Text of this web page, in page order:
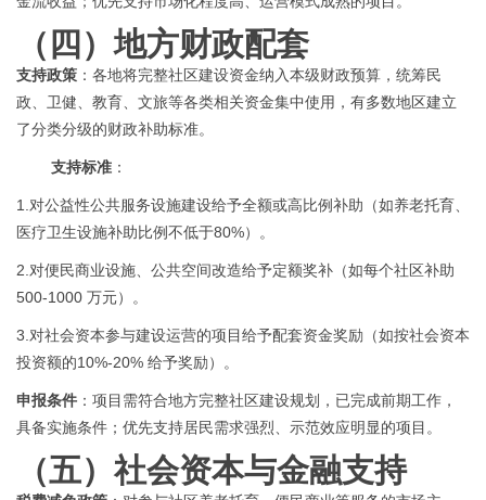
（四）地方财政配套
支持政策 ：各地将完整社区建设资金纳入本级财政预算，统筹民
政、卫健、教育、文旅等各类相关资金集中使用，有多数地区建立
了分类分级的财政补助标准。
支持标准 ：
1. 对公益性公共服务设施建设给予全额或高比例补助（如养老托育、
医疗卫生设施补助比例不低于80%）。
2. 对便民商业设施、公共空间改造给予定额奖补（如每个社区补助
500-1000 万元）。
3. 对社会资本参与建设运营的项目给予配套资金奖励（如按社会资本
投资额的10%-20% 给予奖励）。
申报条件 ：项目需符合地方完整社区建设规划，已完成前期工作，
具备实施条件；优先支持居民需求强烈、示范效应明显的项目。
（五） 社会资本与金融支持